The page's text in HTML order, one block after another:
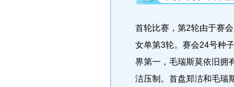
首轮比赛，第2轮由于赛
女单第3轮。赛会24号种
界第一，毛瑞斯莫依旧拥
洁压制。首盘郑洁和毛瑞